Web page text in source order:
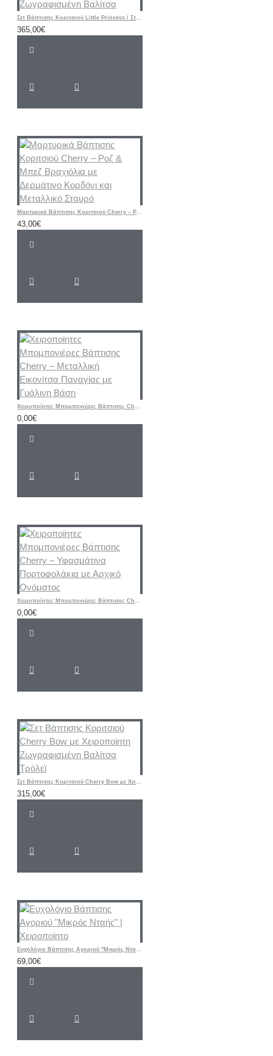
Σετ Βάπτισης Κοριτσιού Little Princess / Στέμμα με Ζωγραφισμένη Βαλίτσα
365,00€
Μαρτυρικά Βάπτισης Κοριτσιού Cherry – Ροζ & Μπεζ Βραχιόλια με Δερμάτινο Κορδόνι και Μεταλλικό Σταυρό
43,00€
Χειροποίητες Μπομπονιέρες Βάπτισης Cherry – Μεταλλική Εικονίτσα Παναγίας με Γυάλινη Βάση
0,00€
Χειροποίητες Μπομπονιέρες Βάπτισης Cherry – Υφασμάτινα Πορτοφολάκια με Αρχικό Ονόματος
0,00€
Σετ Βάπτισης Κοριτσιού Cherry Bow με Χειροποίητη Ζωγραφισμένη Βαλίτσα Τρόλεϊ
315,00€
Ευχολόγιο Βάπτισης Αγοριού "Μικρός Νταής" | Χειροποίητο
69,00€